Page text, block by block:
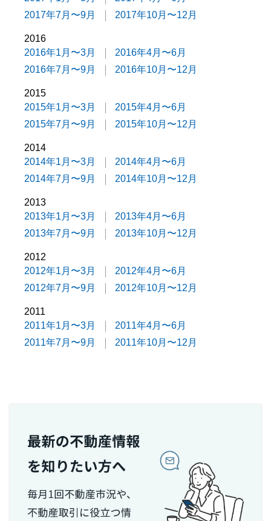
2017年7月〜9月
2017年10月〜12月
2016
2016年1月〜3月
2016年4月〜6月
2016年7月〜9月
2016年10月〜12月
2015
2015年1月〜3月
2015年4月〜6月
2015年7月〜9月
2015年10月〜12月
2014
2014年1月〜3月
2014年4月〜6月
2014年7月〜9月
2014年10月〜12月
2013
2013年1月〜3月
2013年4月〜6月
2013年7月〜9月
2013年10月〜12月
2012
2012年1月〜3月
2012年4月〜6月
2012年7月〜9月
2012年10月〜12月
2011
2011年1月〜3月
2011年4月〜6月
2011年7月〜9月
2011年10月〜12月